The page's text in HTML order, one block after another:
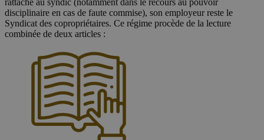
disciplinaire en cas de faute commise), son employeur reste le
Syndicat des copropriétaires. Ce régime procède de la lecture
combinée de deux articles :